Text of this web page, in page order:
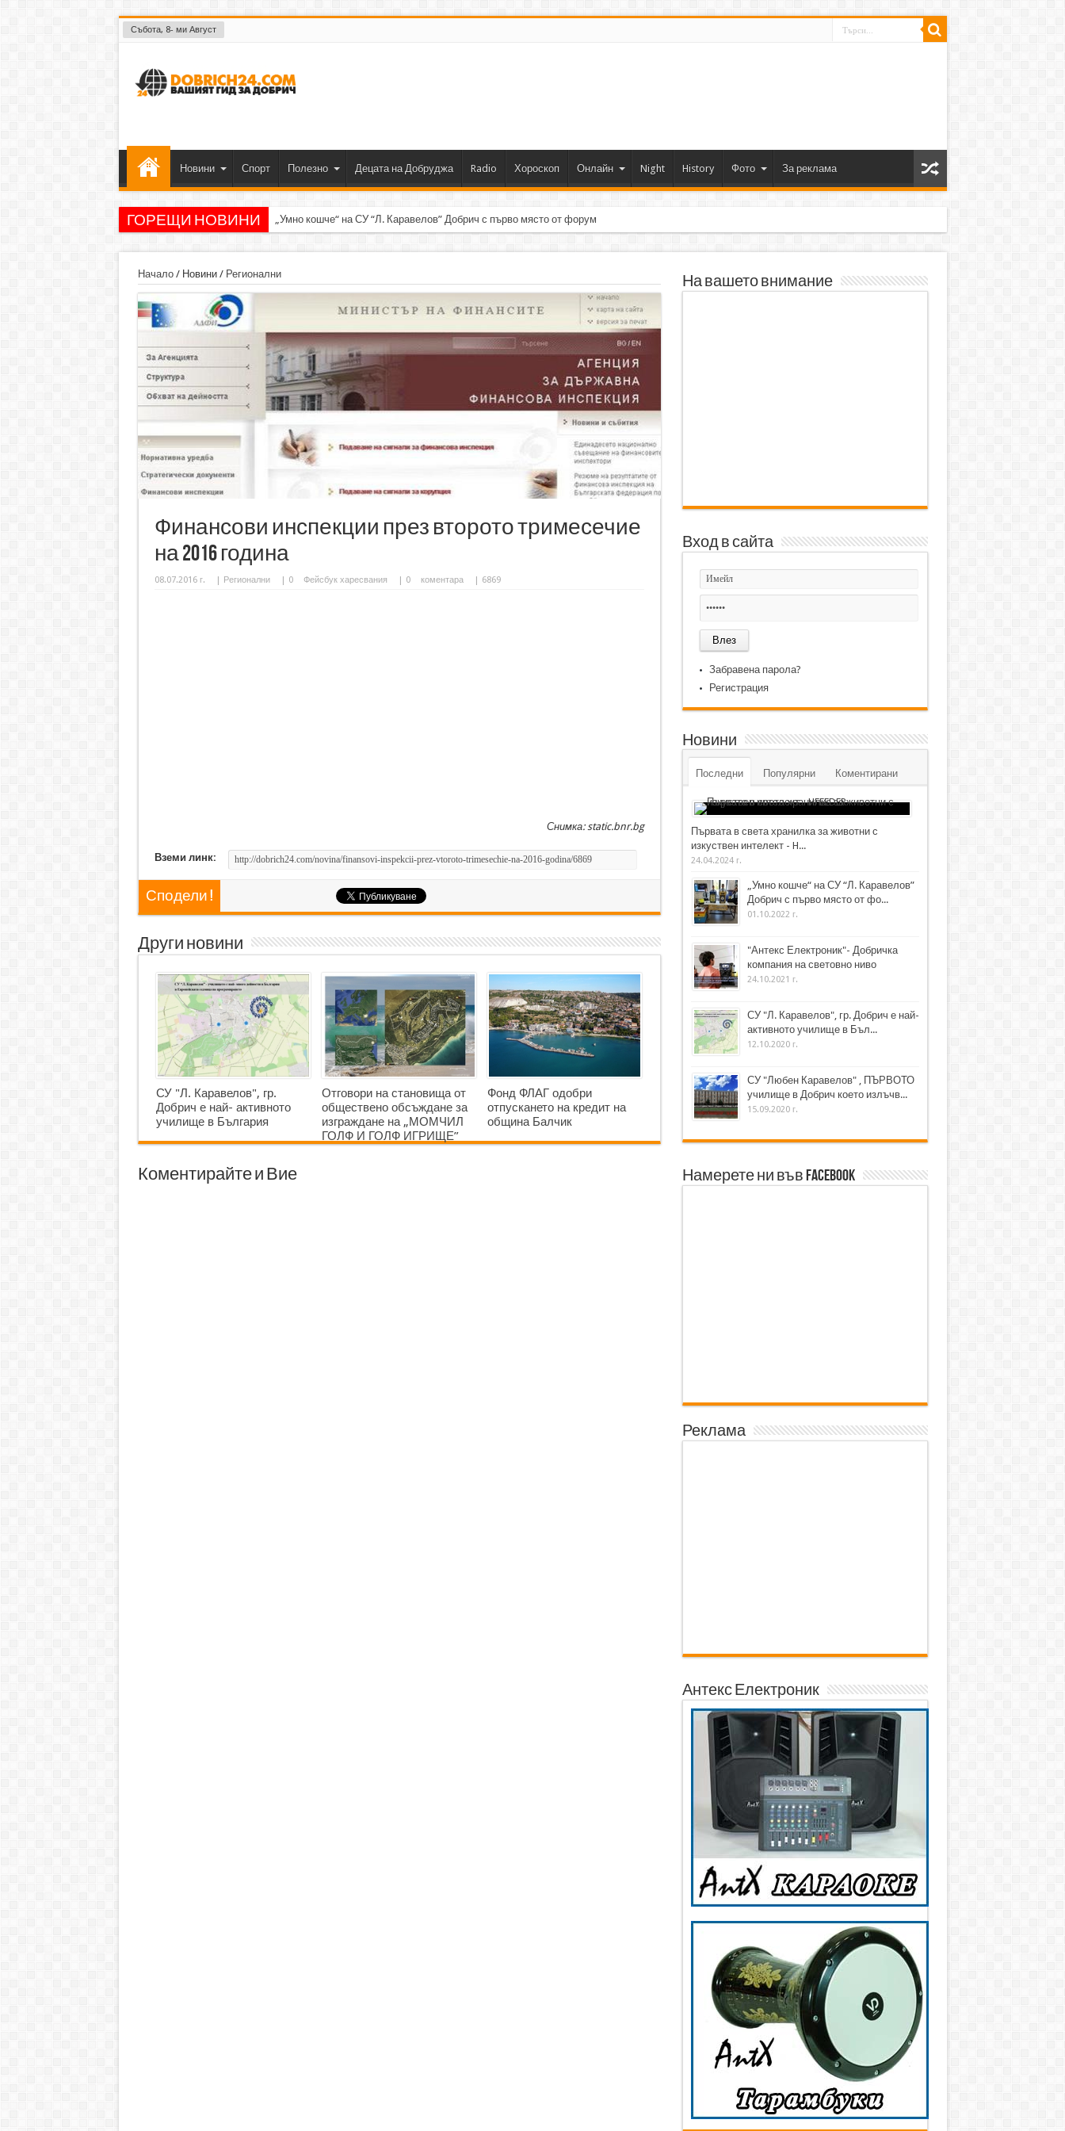
Събота, 8- ми Август
Новини Спорт Полезно Децата на Добруджа Radio Хороскоп Онлайн Night History Фото За реклама
ГОРЕЩИ НОВИНИ „Умно кошче“ на СУ “Л. Каравелов” Добрич с първо място от форум по роботика
Начало/ Новини/ Регионални
Финансови инспекции през второто тримесечие
на 2016 година
08.07.2016 г. Регионални 0 Фейсбук харесвания 0 коментара | 6869
Снимка: static.bnr.bg
Вземи линк:
Сподели !
Други новини
СУ "Л. Каравелов", гр.
Добрич е най- активното
училище в България
Отговори на становища от
обществено обсъждане за
изграждане на „МОМЧИЛ
ГОЛФ И ГОЛФ ИГРИЩЕ”
Фонд ФЛАГ одобри
отпускането на кредит на
община Балчик
Коментирайте и Вие
На вашето внимание
Вход в сайта
Забравена парола?
Регистрация
Новини
Последни Популярни Коментирани
Първата в света хранилка за животни с
изкуствен интелект - H...
24.04.2024 г.
„Умно кошче“ на СУ “Л. Каравелов”
Добрич с първо място от фо...
01.10.2022 г.
"Антекс Електроник"- Добричка
компания на световно ниво
24.10.2021 г.
СУ "Л. Каравелов", гр. Добрич е най-
активното училище в Бъл...
12.10.2020 г.
СУ "Любен Каравелов" , ПЪРВОТО
училище в Добрич което излъчв...
15.09.2020 г.
Намерете ни във Facebook
Реклама
Антекс Електроник